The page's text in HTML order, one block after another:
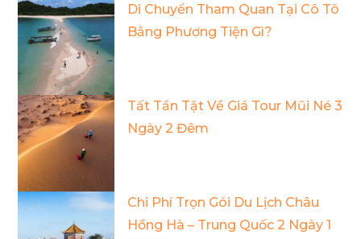
Di Chuyển Tham Quan Tại Cô Tô
Bằng Phương Tiện Gì?
Tất Tần Tật Về Giá Tour Mũi Né 3
Ngày 2 Đêm
Chi Phí Trọn Gói Du Lịch Châu
Hồng Hà – Trung Quốc 2 Ngày 1